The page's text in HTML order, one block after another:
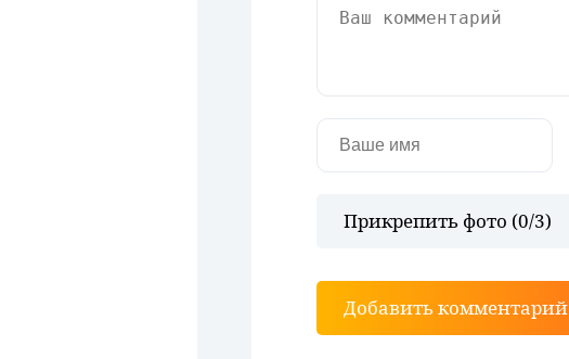
Прикрепить фото (0/3)
Добавить комментарий